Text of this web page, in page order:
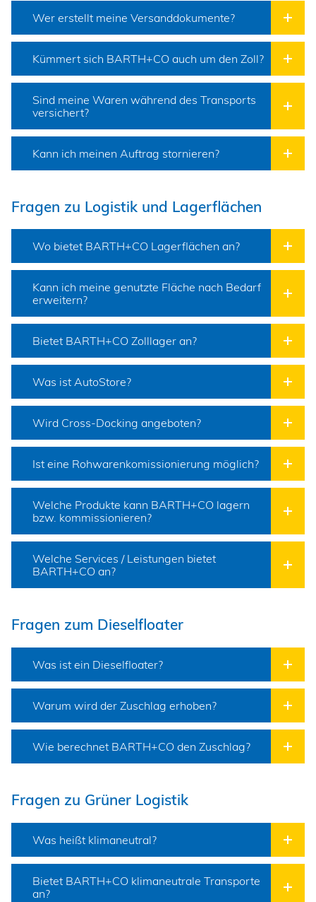
Wer erstellt meine Versanddokumente?
Kümmert sich BARTH+CO auch um den Zoll?
Sind meine Waren während des Transports
versichert?
Kann ich meinen Auftrag stornieren?
Fragen zu Logistik und Lagerflächen
Wo bietet BARTH+CO Lagerflächen an?
Kann ich meine genutzte Fläche nach Bedarf
erweitern?
Bietet BARTH+CO Zolllager an?
Was ist AutoStore?
Wird Cross-Docking angeboten?
Ist eine Rohwarenkomissionierung möglich?
Welche Produkte kann BARTH+CO lagern
bzw. kommissionieren?
Welche Services / Leistungen bietet
BARTH+CO an?
Fragen zum Dieselfloater
Was ist ein Dieselfloater?
Warum wird der Zuschlag erhoben?
Wie berechnet BARTH+CO den Zuschlag?
Fragen zu Grüner Logistik
Was heißt klimaneutral?
Bietet BARTH+CO klimaneutrale Transporte
an?